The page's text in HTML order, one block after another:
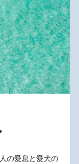
の愛息と愛犬の